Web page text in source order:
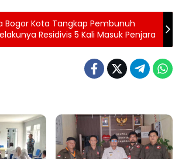
Bogor Kota Tangkap Pembunuh
Residivis 5 Kali Masuk Penjara